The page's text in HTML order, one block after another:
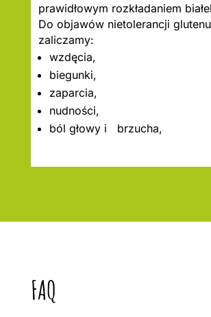
prawidłowym rozkładaniem
Do objawów nietolerancji glutenu
zaliczamy:
wzdęcia,
biegunki,
zaparcia,
nudności,
ból głowy i brzucha,
FAQ